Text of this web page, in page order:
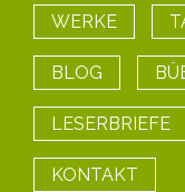
WERKE
BLOG
LESERBRIEFE
KONTAKT